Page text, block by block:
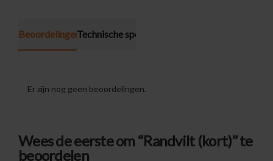
Beoordelingen (0)Technische specificatie
Er zijn nog geen beoordelingen.
Wees de eerste om “Randvilt (kort)” te
beoordelen